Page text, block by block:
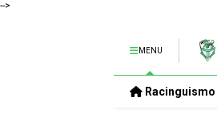
-->
MENU
Racinguismo